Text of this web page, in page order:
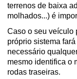
terrenos de baixa
molhados...) é
Caso o seu veículo
próprio sistema
necessário
mesmo identifica o
rodas traseiras.